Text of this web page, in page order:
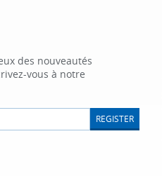
des nouveautés
vous à notre
REGISTER